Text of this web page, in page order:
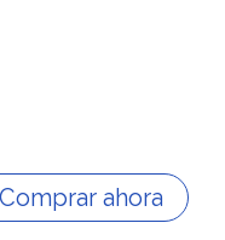
Comprar ahora